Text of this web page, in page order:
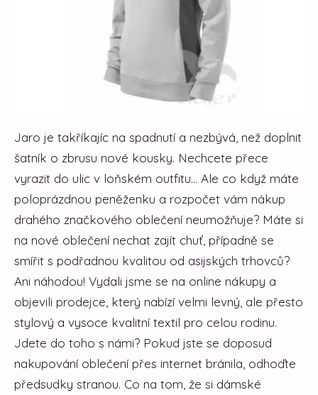
Jaro je takříkajíc na spadnutí a nezbývá, než doplnit
šatník o zbrusu nové kousky. Nechcete přece
vyrazit do ulic v loňském outfitu... Ale co když máte
poloprázdnou peněženku a rozpočet vám nákup
drahého značkového oblečení neumožňuje? Máte si
na nové oblečení nechat zajít chuť, případně se
smířit s podřadnou kvalitou od asijských trhovců?
Ani náhodou! Vydali jsme se na online nákupy a
objevili prodejce, který nabízí velmi levný, ale přesto
stylový a vysoce kvalitní textil pro celou rodinu.
Jdete do toho s námi? Pokud jste se doposud
nakupování oblečení přes internet bránila, odhoďte
předsudky stranou. Co na tom, že si dámské